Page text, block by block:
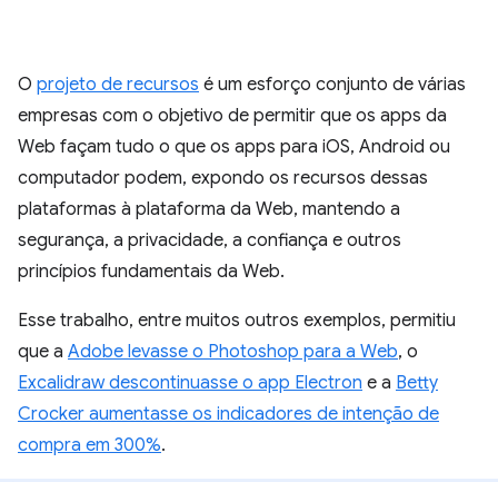
O projeto de recursos é um esforço conjunto de várias
empresas com o objetivo de permitir que os apps da
Web façam tudo o que os apps para iOS, Android ou
computador podem, expondo os recursos dessas
plataformas à plataforma da Web, mantendo a
segurança, a privacidade, a confiança e outros
princípios fundamentais da Web.
Esse trabalho, entre muitos outros exemplos, permitiu
que a Adobe levasse o Photoshop para a Web, o
Excalidraw descontinuasse o app Electron e a Betty
Crocker aumentasse os indicadores de intenção de
compra em 300%.